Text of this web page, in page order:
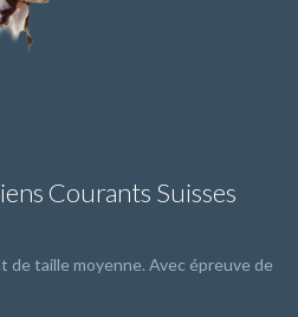
Courants Suisses
de taille moyenne. Avec épreuve de